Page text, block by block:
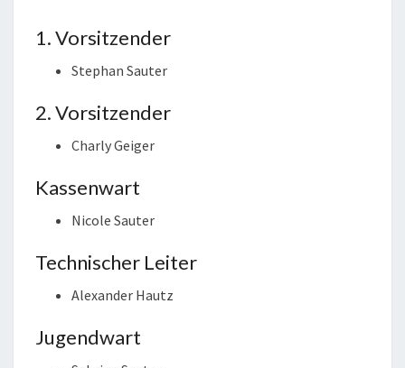
1. Vorsitzender
Stephan Sauter
2. Vorsitzender
Charly Geiger
Kassenwart
Nicole Sauter
Technischer Leiter
Alexander Hautz
Jugendwart